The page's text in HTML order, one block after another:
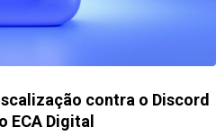
contra o Discord
ECA Digital